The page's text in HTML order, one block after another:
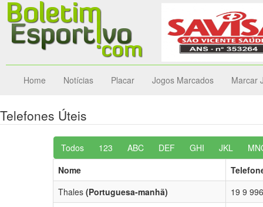
Home Notícias Placar Jogos Marcados Marcar
Telefones Úteis
Todos 123 ABC DEF GHI JKL
Nome
Thales (Portuguesa-manhã)
19 9